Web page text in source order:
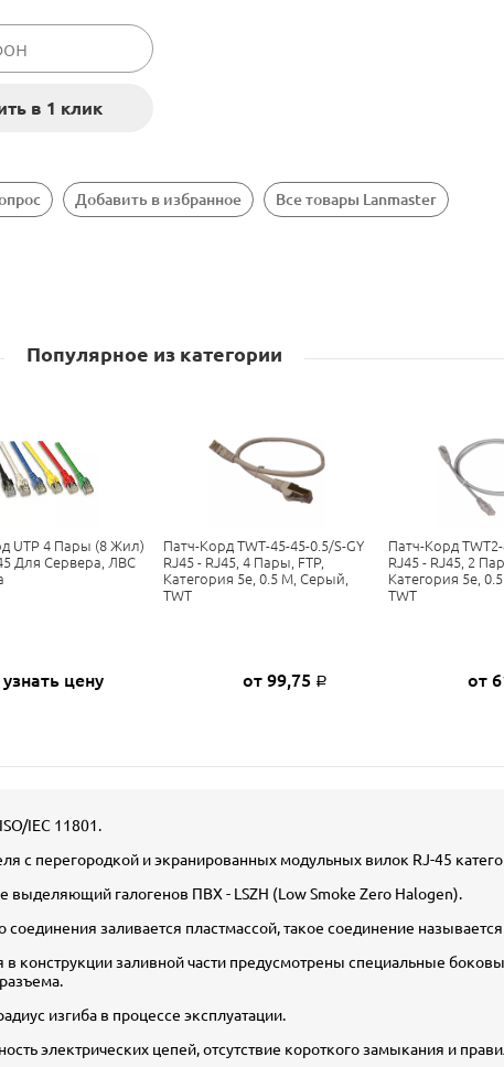
Добавить в избранное Все товары Lanmaster
Популярное из категории
UTP 4 Пары (8 Жил)
Для Сервера, ЛВС
узнать цену
Патч-Корд TWT-45-45-0.5/S-GY
RJ45 - RJ45, 4 Пары, FTP,
Категория 5е, 0.5 М, Серый,
TWT
от 99,75 Р
Патч-Корд
RJ45 - RJ45, 2
Категория 5е,
TWT
от
IEC 11801.
с перегородкой и экранированных модульных вилок RJ-45
выделяющий галогенов ПВХ - LSZH (Low Smoke Zero Halogen).
заливается пластмассой, такое соединение
заливной части предусмотрены специальные
изгиба в процессе эксплуатации.
электрических цепей, отсутствие короткого замыкания и